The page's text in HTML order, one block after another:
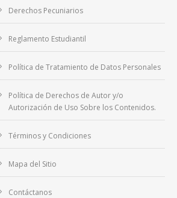
Derechos Pecuniarios
Reglamento Estudiantil
Política de Tratamiento de Datos Personales
Política de Derechos de Autor y/o
Autorización de Uso Sobre los Contenidos.
Términos y Condiciones
Mapa del Sitio
Contáctanos